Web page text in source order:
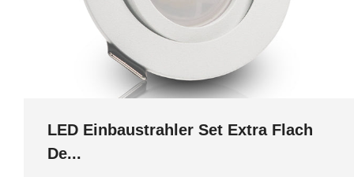
LED Einbaustrahler Set Extra Flach
De...